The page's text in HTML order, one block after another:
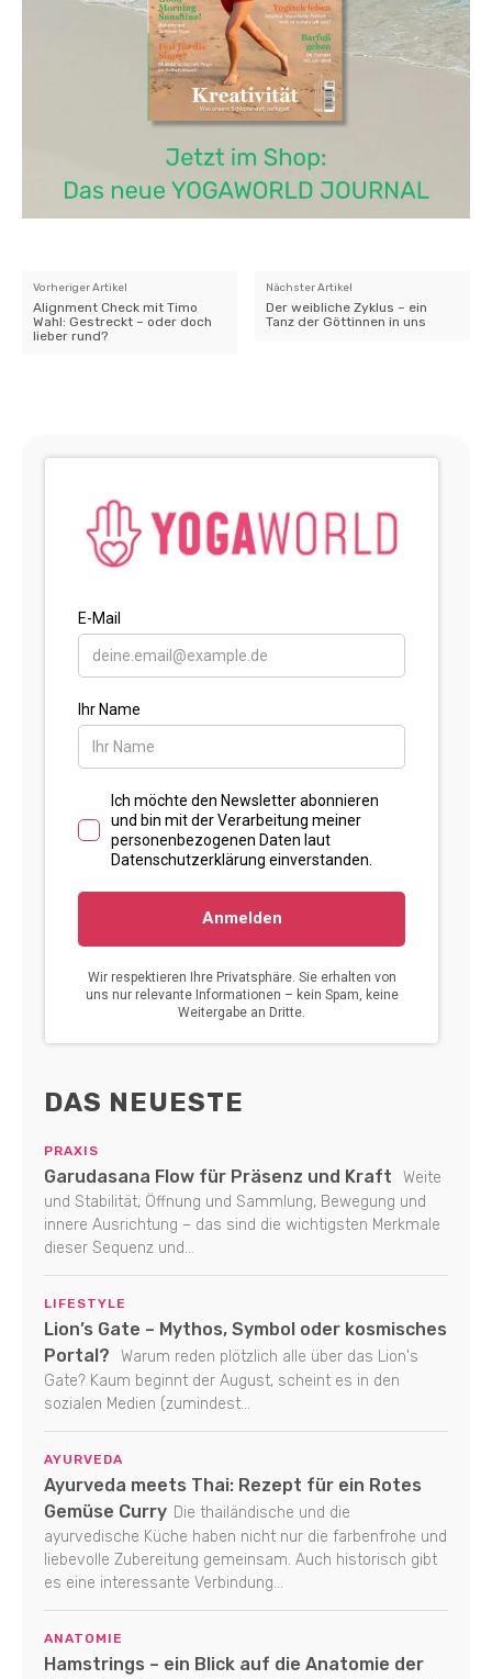
Vorheriger Artikel
Alignment Check mit Timo
Wahl: Gestreckt – oder doch
lieber rund?
Nächster Artikel
Der weibliche Zyklus – ein
Tanz der Göttinnen in uns
DAS NEUESTE
PRAXIS
Garudasana Flow für Präsenz und Kraft
Weite
und Stabilität, Öffnung und Sammlung, Bewegung und
innere Ausrichtung – das sind die wichtigsten Merkmale
dieser Sequenz und...
LIFESTYLE
Lion’s Gate – Mythos, Symbol oder kosmisches
Portal?
Warum reden plötzlich alle über das Lion's
Gate? Kaum beginnt der August, scheint es in den
sozialen Medien (zumindest...
AYURVEDA
Ayurveda meets Thai: Rezept für ein Rotes
Gemüse Curry Die thailändische und die
ayurvedische Küche haben nicht nur die farbenfrohe und
liebevolle Zubereitung gemeinsam. Auch historisch gibt
es eine interessante Verbindung...
ANATOMIE
Hamstrings – ein Blick auf die Anatomie der